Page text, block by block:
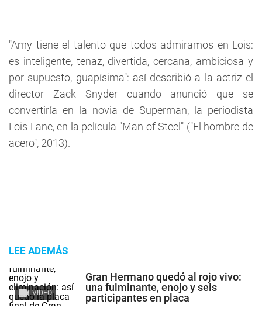
"Amy tiene el talento que todos admiramos en Lois:
es inteligente, tenaz, divertida, cercana, ambiciosa y
por supuesto, guapísima": así describió a la actriz el
director Zack Snyder cuando anunció que se
convertiría en la novia de Superman, la periodista
Lois Lane, en la película "Man of Steel" ("El hombre de
acero", 2013).
LEE ADEMÁS
VIDEO
Gran Hermano quedó al rojo vivo:
una fulminante, enojo y seis
participantes en placa